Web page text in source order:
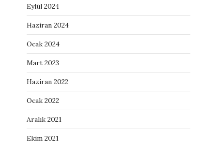
Eylül 2024
Haziran 2024
Ocak 2024
Mart 2023
Haziran 2022
Ocak 2022
Aralık 2021
Ekim 2021